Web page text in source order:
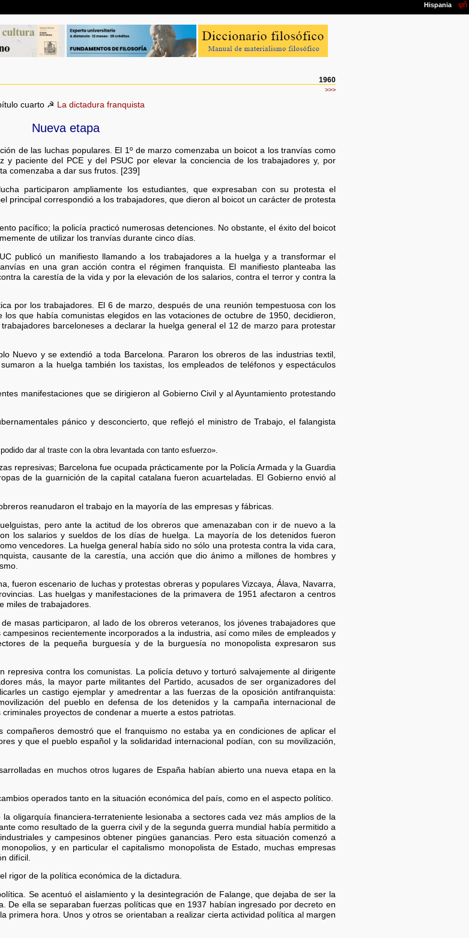
1960
>>>
cuarto ☭ La dictadura franquista
Nueva etapa
de las luchas populares. El 1º de marzo comenzaba un boicot a los tranvías como
y paciente del PCE y del PSUC por elevar la conciencia de los trabajadores y, por
comenzaba a dar sus frutos. [239]
participaron ampliamente los estudiantes, que expresaban con su protesta el
principal correspondió a los trabajadores, que dieron al boicot un carácter de protesta
pacífico; la policía practicó numerosas detenciones. No obstante, el éxito del boicot
de utilizar los tranvías durante cinco días.
publicó un manifiesto llamando a los trabajadores a la huelga y a transformar el
en una gran acción contra el régimen franquista. El manifiesto planteaba las
la carestía de la vida y por la elevación de los salarios, contra el terror y contra la
por los trabajadores. El 6 de marzo, después de una reunión tempestuosa con los
que había comunistas elegidos en las votaciones de octubre de 1950, decidieron,
barceloneses a declarar la huelga general el 12 de marzo para protestar
Nuevo y se extendió a toda Barcelona. Pararon los obreros de las industrias textil,
a la huelga también los taxistas, los empleados de teléfonos y espectáculos
manifestaciones que se dirigieron al Gobierno Civil y al Ayuntamiento protestando
pánico y desconcierto, que reflejó el ministro de Trabajo, el falangista
dar al traste con la obra levantada con tanto esfuerzo».
represivas; Barcelona fue ocupada prácticamente por la Policía Armada y la Guardia
de la guarnición de la capital catalana fueron acuarteladas. El Gobierno envió al
reanudaron el trabajo en la mayoría de las empresas y fábricas.
pero ante la actitud de los obreros que amenazaban con ir de nuevo a la
los salarios y sueldos de los días de huelga. La mayoría de los detenidos fueron
vencedores. La huelga general había sido no sólo una protesta contra la vida cara,
causante de la carestía, una acción que dio ánimo a millones de hombres y
fueron escenario de luchas y protestas obreras y populares Vizcaya, Álava, Navarra,
Las huelgas y manifestaciones de la primavera de 1951 afectaron a centros
miles de trabajadores.
masas participaron, al lado de los obreros veteranos, los jóvenes trabajadores que
recientemente incorporados a la industria, así como miles de empleados y
de la pequeña burguesía y de la burguesía no monopolista expresaron sus
represiva contra los comunistas. La policía detuvo y torturó salvajemente al dirigente
más, la mayor parte militantes del Partido, acusados de ser organizadores del
un castigo ejemplar y amedrentar a las fuerzas de la oposición antifranquista:
del pueblo en defensa de los detenidos y la campaña internacional de
proyectos de condenar a muerte a estos patriotas.
compañeros demostró que el franquismo no estaba ya en condiciones de aplicar el
y que el pueblo español y la solidaridad internacional podían, con su movilización,
en muchos otros lugares de España habían abierto una nueva etapa en la
operados tanto en la situación económica del país, como en el aspecto político.
oligarquía financiera-terrateniente lesionaba a sectores cada vez más amplios de la
como resultado de la guerra civil y de la segunda guerra mundial había permitido a
y campesinos obtener pingües ganancias. Pero esta situación comenzó a
y en particular el capitalismo monopolista de Estado, muchas empresas
difícil.
rigor de la política económica de la dictadura.
Se acentuó el aislamiento y la desintegración de Falange, que dejaba de ser la
De ella se separaban fuerzas políticas que en 1937 habían ingresado por decreto en
primera hora. Unos y otros se orientaban a realizar cierta actividad política al margen